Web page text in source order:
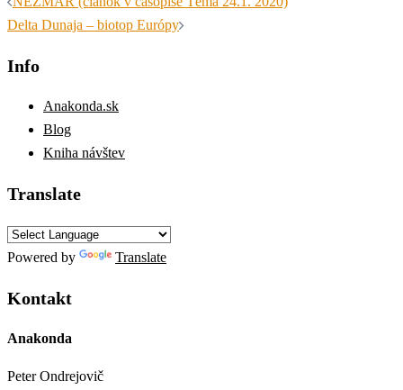
článkami
Delta Dunaja – biotop Európy
Info
Anakonda.sk
Blog
Kniha návštev
Translate
Powered by Translate
Kontakt
Anakonda
Peter Ondrejovič